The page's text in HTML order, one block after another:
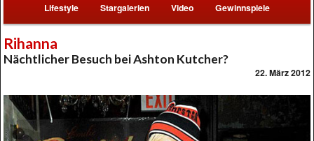
Lifestyle Stargalerien Video Gewinnspiele
Rihanna
Nächtlicher Besuch bei Ashton Kutcher?
22. März 2012